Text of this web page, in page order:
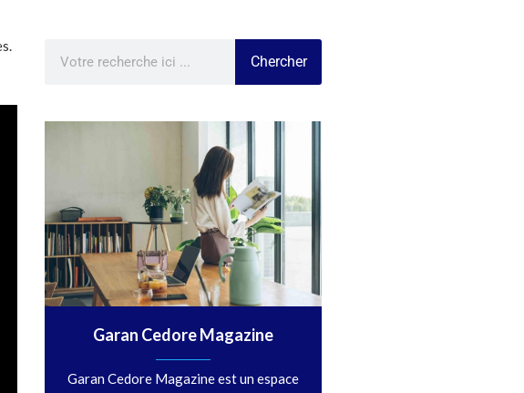
Chercher
Garan Cedore Magazine
Garan Cedore Magazine est un espace